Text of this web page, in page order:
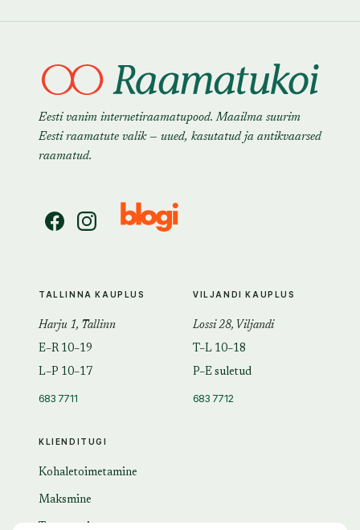
Eesti vanim internetiraamatupood. Maailma suurim
Eesti raamatute valik — uued, kasutatud ja antikvaarsed
raamatud.
KLIENDITUGI
Kohaletoimetamine
Maksmine
TALLINNA KAUPLUS
Harju 1, Tallinn
E–R 10–19
L–P 10–17
683 7711
VILJANDI KAUPLUS
Lossi 28, Viljandi
T–L 10–18
P–E suletud
683 7712